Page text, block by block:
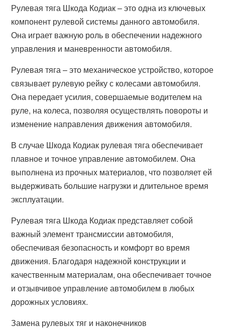
Рулевая тяга Шкода Кодиак – это одна из ключевых
компонент рулевой системы данного автомобиля.
Она играет важную роль в обеспечении надежного
управления и маневренности автомобиля.
Рулевая тяга – это механическое устройство, которое
связывает рулевую рейку с колесами автомобиля.
Она передает усилия, совершаемые водителем на
руле, на колеса, позволяя осуществлять повороты и
изменение направления движения автомобиля.
В случае Шкода Кодиак рулевая тяга обеспечивает
плавное и точное управление автомобилем. Она
выполнена из прочных материалов, что позволяет ей
выдерживать большие нагрузки и длительное время
эксплуатации.
Рулевая тяга Шкода Кодиак представляет собой
важный элемент трансмиссии автомобиля,
обеспечивая безопасность и комфорт во время
движения. Благодаря надежной конструкции и
качественным материалам, она обеспечивает точное
и отзывчивое управление автомобилем в любых
дорожных условиях.
Замена рулевых тяг и наконечников